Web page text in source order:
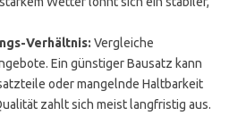
Verhältnis: Vergleiche
Ein günstiger Bausatz kann
oder mangelnde Haltbarkeit
zahlt sich meist langfristig aus.